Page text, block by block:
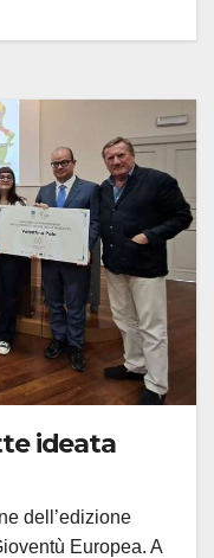
ideata
dell’edizione
Europea. A